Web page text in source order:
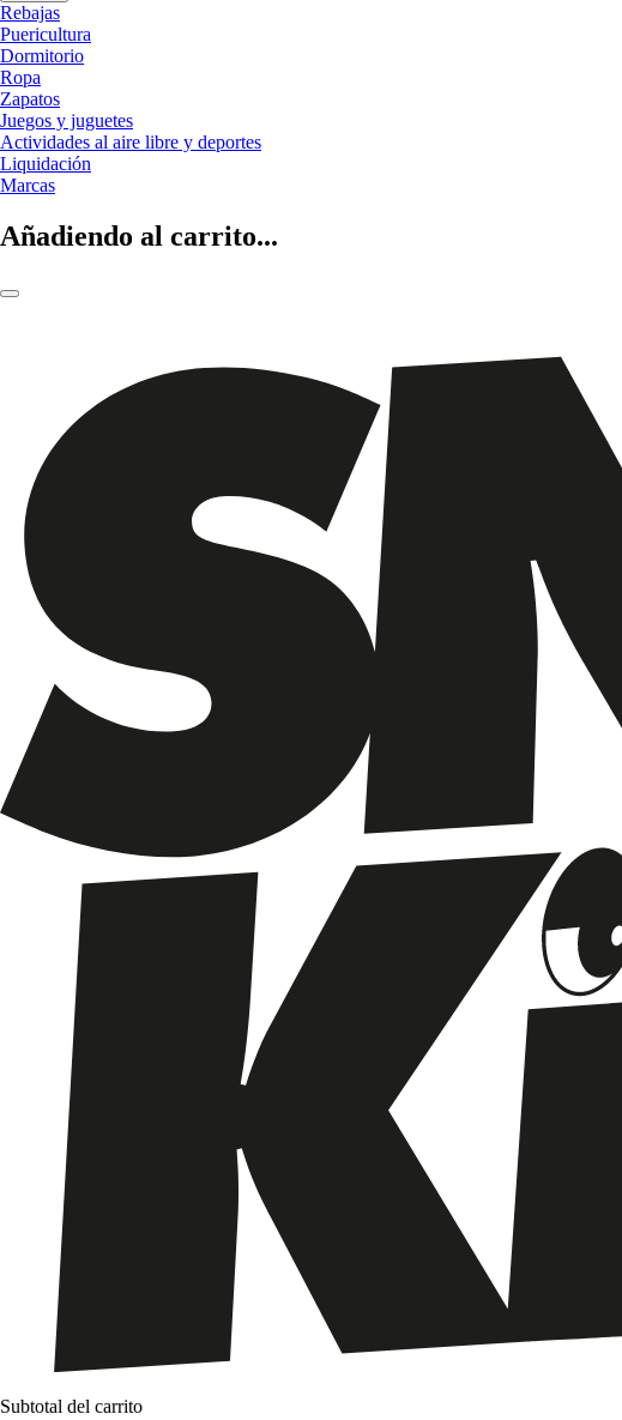
Rebajas
Puericultura
Dormitorio
Ropa
Zapatos
Juegos y juguetes
Actividades al aire libre y deportes
Liquidación
Marcas
Añadiendo al carrito...
Subtotal del carrito